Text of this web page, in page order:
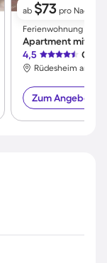
ab $73 pro Nacht
Ferienwohnung ∙ 2
Apartment mit
4,5
Zum Angebot